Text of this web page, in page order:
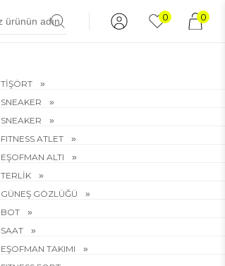
0 0
TİŞÖRT
SNEAKER
SNEAKER
FITNESS ATLET
EŞOFMAN ALTI
TERLİK
GÜNEŞ GÖZLÜĞÜ
BOT
SAAT
EŞOFMAN TAKIMI